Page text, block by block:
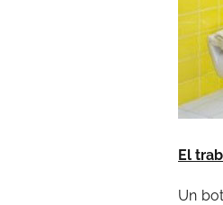
El
Un